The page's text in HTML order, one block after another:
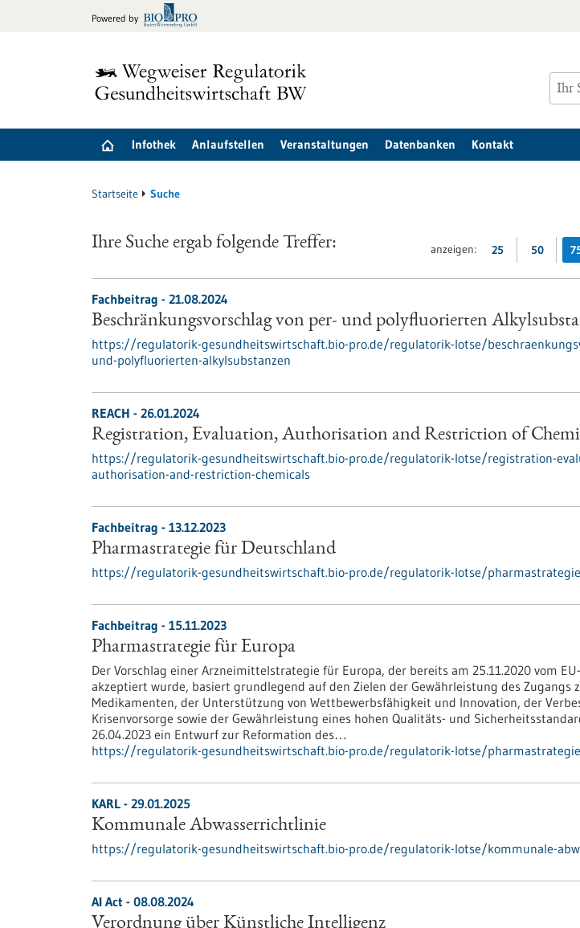
Powered by
Infothek Anlaufstellen Veranstaltungen Datenbanken Kontakt
Startseite Suche
anzeigen: 25 50
Ihre Suche ergab folgende Treffer:
Fachbeitrag - 21.08.2024
Beschränkungsvorschlag von per- und polyfluorierten
https://regulatorik-gesundheitswirtschaft.bio-pro.de/regulatorik-lotse/
und-polyfluorierten-alkylsubstanzen
REACH - 26.01.2024
Registration, Evaluation, Authorisation and Restriction of
https://regulatorik-gesundheitswirtschaft.bio-pro.de/regulatorik-lotse/registration-
authorisation-and-restriction-chemicals
Fachbeitrag - 13.12.2023
Pharmastrategie für Deutschland
https://regulatorik-gesundheitswirtschaft.bio-pro.de/regulatorik-lotse/
Fachbeitrag - 15.11.2023
Pharmastrategie für Europa
Der Vorschlag einer Arzneimittelstrategie für Europa, der bereits am 25.11.2020 vom
akzeptiert wurde, basiert grundlegend auf den Zielen der Gewährleistung des Zugangs
Medikamenten, der Unterstützung von Wettbewerbsfähigkeit und Innovation, der
Krisenvorsorge sowie der Gewährleistung eines hohen Qualitäts- und
26.04.2023 ein Entwurf zur Reformation des…
https://regulatorik-gesundheitswirtschaft.bio-pro.de/regulatorik-lotse/
KARL - 29.01.2025
Kommunale Abwasserrichtlinie
https://regulatorik-gesundheitswirtschaft.bio-pro.de/regulatorik-lotse/kommunale-
AI Act - 08.08.2024
Verordnung über Künstliche Intelligenz